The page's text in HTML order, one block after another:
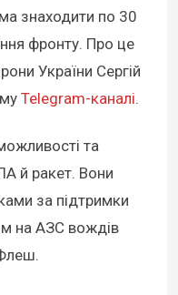
знаходити по 30
фронту. Про це
України Сергій
Telegram-каналі.
та
й ракет. Вони
за підтримки
на АЗС вождів